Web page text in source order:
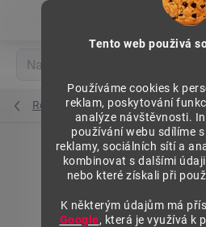
Tento web použivá
Používáme cookies k
reklam, poskytování
analýze návštěvnosti.
používání webu sdílíme
reklamy, sociálních sítí a
kombinovat s dalšími
nebo které získali při
K některým údajům má
Google, která je využívá k
Regály výška 1840 mm, základní